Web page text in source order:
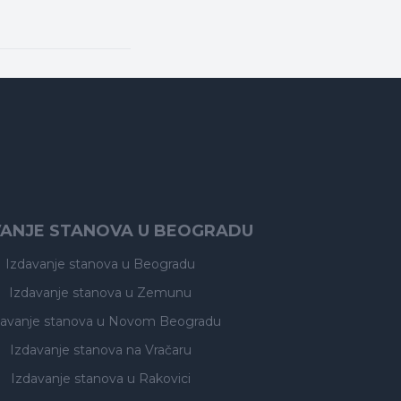
STANOVA U BEOGRADU
Izdavanje stanova u Beogradu
Izdavanje stanova u Zemunu
stanova u Novom Beogradu
Izdavanje stanova na Vračaru
Izdavanje stanova u Rakovici